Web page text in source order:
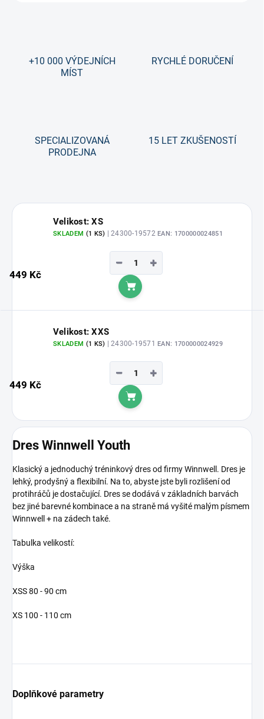
+10 000 VÝDEJNÍCH
MÍST
RYCHLÉ DORUČENÍ
SPECIALIZOVANÁ
PRODEJNA
15 LET ZKUŠENOSTÍ
Velikost: XS
SKLADEM (1 KS) | 24300-19572EAN: 1700000024851
449 Kč
+
−
Do košíku
Velikost: XXS
SKLADEM (1 KS) | 24300-19571EAN: 1700000024929
449 Kč
+
−
Do košíku
Dres Winnwell Youth
Klasický a jednoduchý tréninkový dres od firmy Winnwell. Dres je
lehký, prodyšný a flexibilní. Na to, abyste jste byli rozlišení od
protihráčů je dostačující. Dres se dodává v základních barvách
bez jiné barevné kombinace a na straně má vyšité malým písmem
Winnwell + na zádech také.
Tabulka velikostí:
Výška
XSS 80 - 90 cm
XS 100 - 110 cm
Doplňkové parametry